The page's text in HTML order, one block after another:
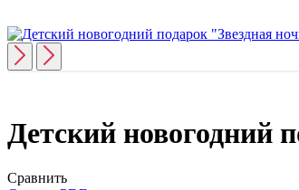
Детский новогодний
Сравнить